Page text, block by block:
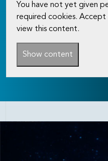
You have not yet given
required cookies.
view this content.
Show content